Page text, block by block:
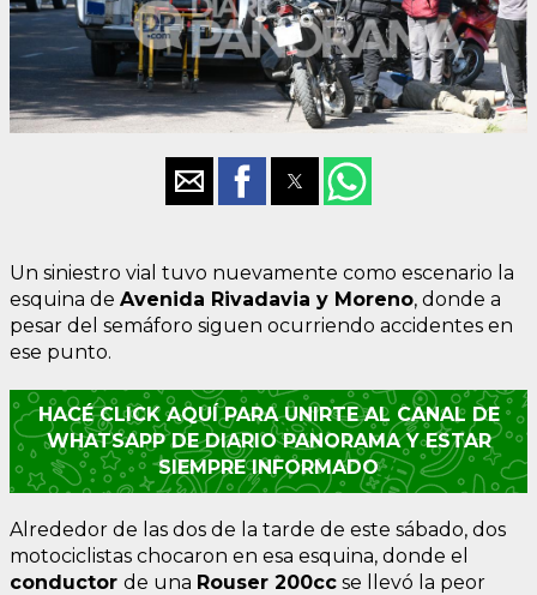
Un siniestro vial tuvo nuevamente como escenario la
esquina de Avenida Rivadavia y Moreno, donde a
pesar del semáforo siguen ocurriendo accidentes en
ese punto.
HACÉ CLICK AQUÍ PARA UNIRTE AL CANAL DE
WHATSAPP DE DIARIO PANORAMA Y ESTAR
SIEMPRE INFORMADO
Alrededor de las dos de la tarde de este sábado, dos
motociclistas chocaron en esa esquina, donde el
conductor de una Rouser 200cc se llevó la peor